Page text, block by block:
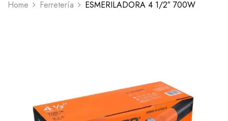
Home Ferretería ESMERILADORA 4 1/2″ 700W